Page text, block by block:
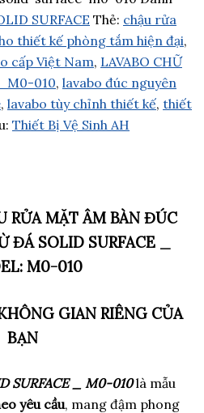
SURFACE Thẻ: chậu rửa
thiết kế phòng tắm hiện đại,
cấp Việt Nam, LAVABO CHỮ
M0-010, lavabo đúc nguyên
, lavabo tùy chỉnh thiết kế, thiết
Thiết Bị Vệ Sinh AH
RỬA MẶT ÂM BÀN ĐÚC
ĐÁ SOLID SURFACE _
M0-010
GIAN RIÊNG CỦA
BẠN
SURFACE _ M0-010là mẫu
yêu cầu, mang đậm phong